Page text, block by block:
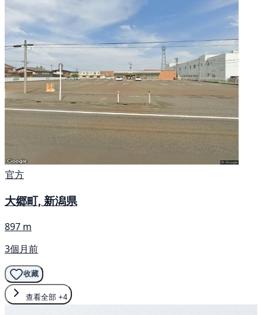
官方
大郷町, 新潟県
897 m
3個月前
收藏
查看全部 +4